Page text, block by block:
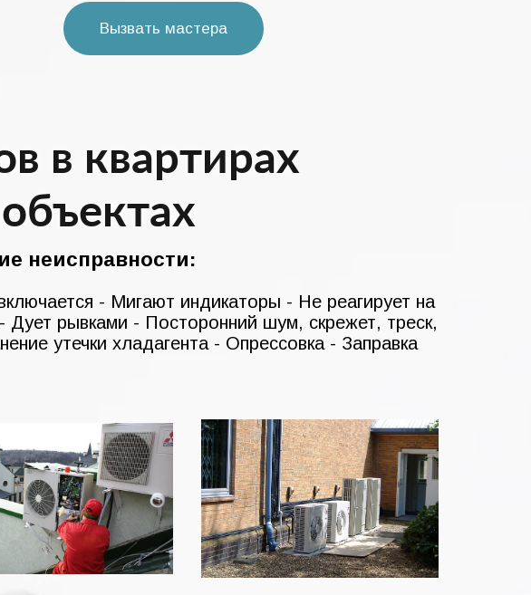
Вызвать мастера
в квартирах
неисправности:
- Мигают индикаторы - Не реагирует на
рывками - Посторонний шум, скрежет, треск,
утечки хладагента - Опрессовка - Заправка